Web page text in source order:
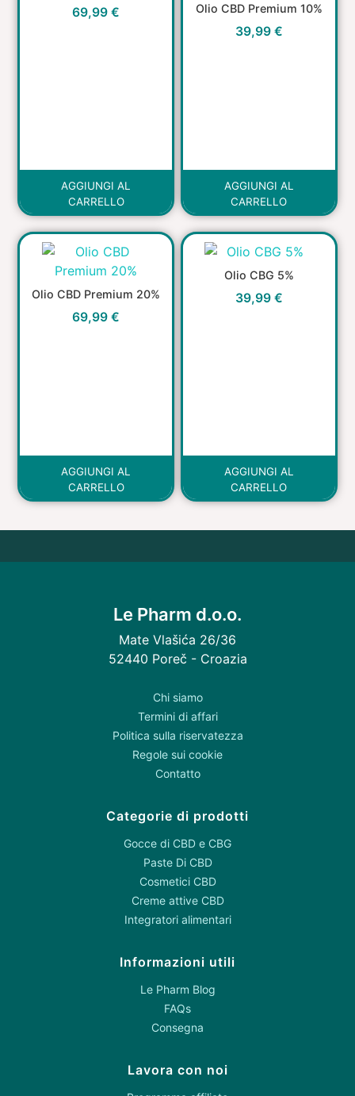
69,99€
AGGIUNGI AL
CARRELLO
Olio CBD Premium 10%
39,99 €
AGGIUNGI AL
CARRELLO
Olio CBD Premium 20%
69,99€
AGGIUNGI AL
CARRELLO
Olio CBG 5%
39,99 €
AGGIUNGI AL
CARRELLO
Le Pharm d.o.o.
Mate Vlašića 26/36
52440 Poreč - Croazia
Chi siamo
Termini di affari
Politica sulla riservatezza
Regole sui cookie
Contatto
Categorie di prodotti
Gocce di CBD e CBG
Paste Di CBD
Cosmetici CBD
Creme attive CBD
Integratori alimentari
Informazioni utili
Le Pharm Blog
FAQs
Consegna
Lavora con noi